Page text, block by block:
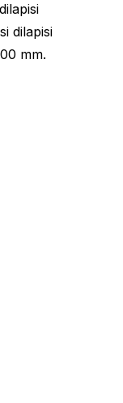
dilapisi
mm.